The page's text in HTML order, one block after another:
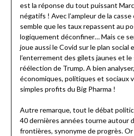
est la réponse du tout puissant
négatifs ! Avec l’ampleur de la
semble que les taux repassent au
logiquement déconfiner… Mais ce
joue aussi le Covid sur le plan social
l’enterrement des gilets jaunes et le
réélection de Trump. A bien
économiques, politiques et sociaux
simples profits du Big Pharma !
Autre remarque, tout le débat
40 dernières années tourne autour
frontières, synonyme de progrès. Or